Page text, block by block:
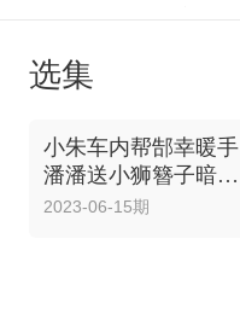
选集
小朱车内帮郜幸暖手
潘潘送小狮簪子暗示
求婚?
2023-06-15期